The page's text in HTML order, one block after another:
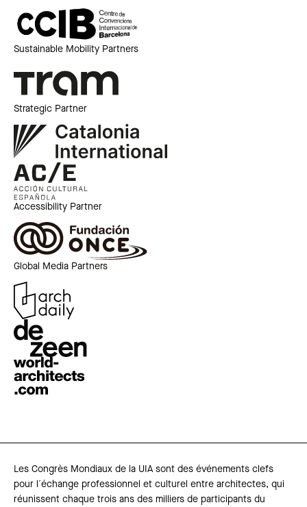
Sustainable Mobility Partners
Strategic Partner
Accessibility Partner
Global Media Partners
Les Congrès Mondiaux de la UIA sont des événements clefs
pour l´échange professionnel et culturel entre architectes, qui
réunissent chaque trois ans des milliers de participants du